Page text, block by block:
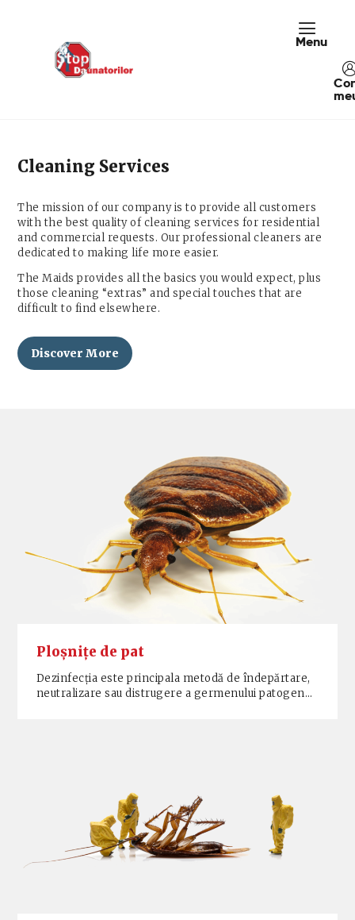
Menu
Acasa
Despre Noi
Portofoliu
Contact
Cleaning Services
The mission of our company is to provide all customers
with the best quality of cleaning services for residential
and commercial requests. Our professional cleaners are
dedicated to making life more easier.
The Maids provides all the basics you would expect, plus
those cleaning “extras” and special touches that are
difficult to find elsewhere.
Discover More
Ploșnițe de pat
Dezinfecția este principala metodă de îndepărtare,
neutralizare sau distrugere a germenului patogen…